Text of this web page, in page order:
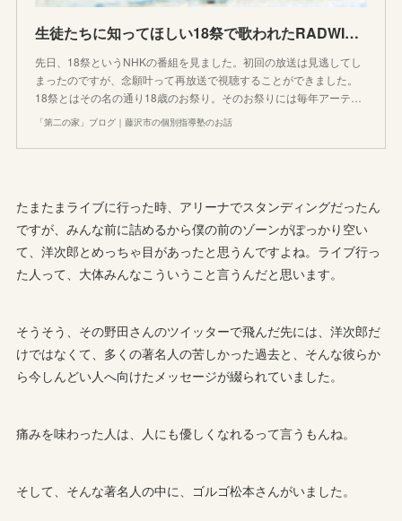
生徒たちに知ってほしい18祭で歌われたRADWIMPS『正解』の歌詞について
先日、18祭というNHKの番組を見ました。初回の放送は見逃してし
まったのですが、念願叶って再放送で視聴することができました。
18祭とはその名の通り18歳のお祭り。そのお祭りには毎年アーテ…
「第二の家」ブログ｜藤沢市の個別指導塾のお話
たまたまライブに行った時、アリーナでスタンディングだったん
ですが、みんな前に詰めるから僕の前のゾーンがぽっかり空い
て、洋次郎とめっちゃ目があったと思うんですよね。ライブ行っ
た人って、大体みんなこういうこと言うんだと思います。
そうそう、その野田さんのツイッターで飛んだ先には、洋次郎だ
けではなくて、多くの著名人の苦しかった過去と、そんな彼らか
ら今しんどい人へ向けたメッセージが綴られていました。
痛みを味わった人は、人にも優しくなれるって言うもんね。
そして、そんな著名人の中に、ゴルゴ松本さんがいました。